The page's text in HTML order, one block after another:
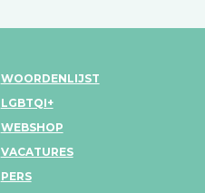
WOORDENLIJST
LGBTQI+
WEBSHOP
VACATURES
PERS